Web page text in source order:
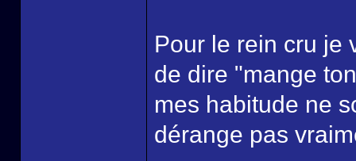
Pour le rein cru je
de dire "mange
mes habitude ne
dérange pas